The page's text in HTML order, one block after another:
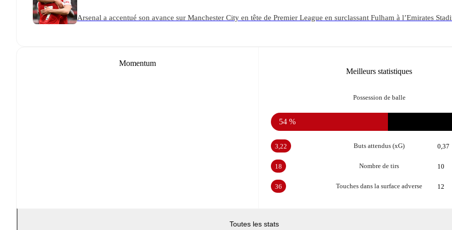
Arsenal a accentué son avance sur Manchester City en tête de Premier League en surclassant Fulham à l’Emirates
Momentum
Meilleurs statistiques
Possession de balle
54 %
Buts attendus (xG)
3,22 0,37
Nombre de tirs
18 10
Touches dans la surface adverse
36 12
Toutes les stats